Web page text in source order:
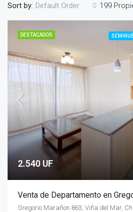
199
Sort by: Default Order
DESTACADOS
2.540 UF
Gregorio Marañon 863, Viña del Mar,